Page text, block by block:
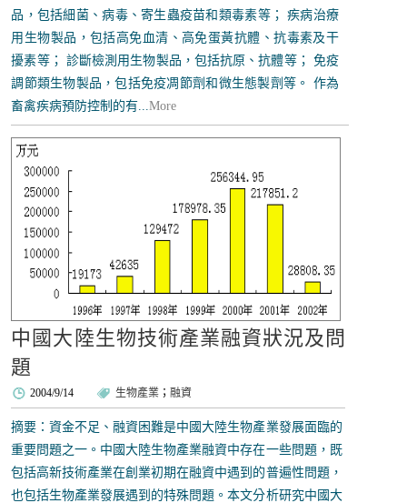
品，包括細菌、病毒、寄生蟲疫苗和類毒素等； 疾病治療
用生物製品，包括高免血清、高免蛋黃抗體、抗毒素及干
擾素等； 診斷檢測用生物製品，包括抗原、抗體等； 免疫
調節類生物製品，包括免疫凋節劑和微生態製劑等。 作為
畜禽疾病預防控制的有...More
中國大陸生物技術產業融資狀況及問
題
2004/9/14 生物產業 ；融資
摘要：資金不足、融資困難是中國大陸生物產業發展面臨的
重要問題之一。中國大陸生物產業融資中存在一些問題，既
包括高新技術產業在創業初期在融資中遇到的普遍性問題，
也包括生物產業發展遇到的特殊問題。本文分析研究中國大